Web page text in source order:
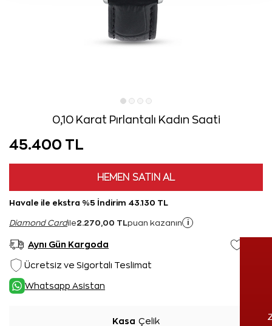
0,10 Karat Pırlantalı Kadın Saati
45.400 TL
HEMEN SATIN AL
Havale ile ekstra %5 İndirim 43.130 TL
Diamond Cardile2.270,00 TL puan kazanın i
Aynı Gün Kargoda
Ücretsiz ve Sigortalı Teslimat
Whatsapp Asistan
Kasa Çelik